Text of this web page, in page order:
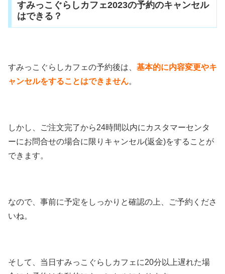
すみっこぐらしカフェ2023の予約のキャンセル
はできる？
すみっこぐらしカフェの予約後は、 基本的に内容変更やキ
ャンセルをすることはできません。
しかし、ご注文完了から24時間以内にカスタマーセンタ
ーにお問合せの場合に限りキャンセル(返金)をすることが
できます。
なので、事前に予定をしっかりと確認の上、ご予約くださ
いね。
そして、当日すみっこぐらしカフェに20分以上遅れた場